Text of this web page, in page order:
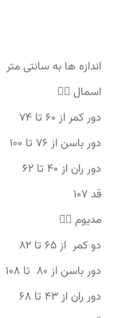
اندازه ها به سانتی
اسمال 👇🏻
دور کمر از ۶۰ تا ۷۴
دور باسن از ۷۶ تا ۱۰۰
دور ران از ۴۰ تا ۶۲
قد ۱۰۷
مدیوم 👇🏻
دو کمر از ۶۵ تا ۸۲
دور باسن از ۸۰ تا ۱۰۸
دور ران از ۴۳ تا ۶۸